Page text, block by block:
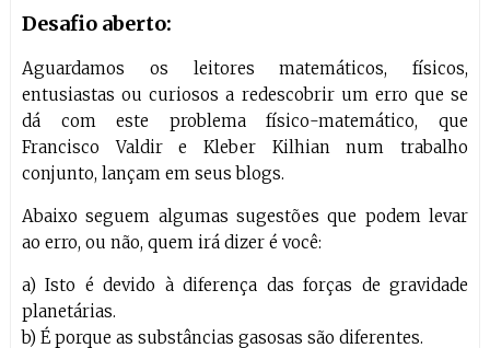
Desafio aberto:
Aguardamos os leitores matemáticos, físicos,
entusiastas ou curiosos a redescobrir um erro que se
dá com este problema físico-matemático, que
Francisco Valdir e Kleber Kilhian num trabalho
conjunto, lançam em seus blogs.
Abaixo seguem algumas sugestões que podem levar
ao erro, ou não, quem irá dizer é você:
a) Isto é devido à diferença das forças de gravidade
planetárias.
b) É porque as substâncias gasosas são diferentes.